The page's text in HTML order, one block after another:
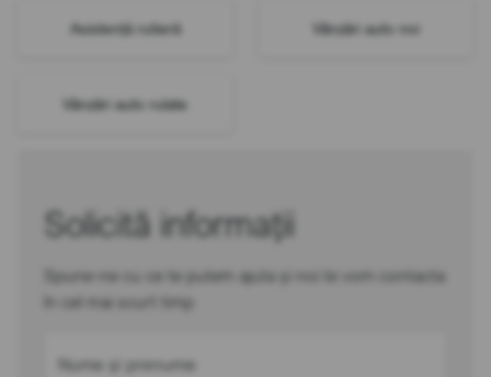
Asistență rutieră Vânzări auto noi
Vânzări auto rulate
Solicită informații
Spune-ne cu ce te putem ajuta și noi te vom contacta
în cel mai scurt timp
Nume și prenume